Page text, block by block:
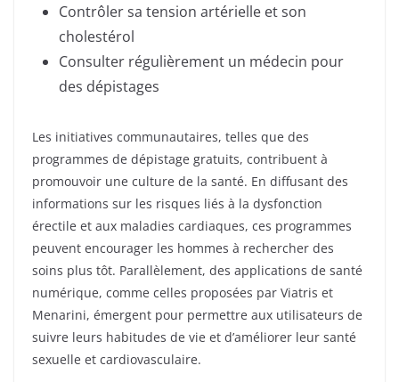
Contrôler sa tension artérielle et son
cholestérol
Consulter régulièrement un médecin pour
des dépistages
Les initiatives communautaires, telles que des
programmes de dépistage gratuits, contribuent à
promouvoir une culture de la santé. En diffusant des
informations sur les risques liés à la dysfonction
érectile et aux maladies cardiaques, ces programmes
peuvent encourager les hommes à rechercher des
soins plus tôt. Parallèlement, des applications de santé
numérique, comme celles proposées par Viatris et
Menarini, émergent pour permettre aux utilisateurs de
suivre leurs habitudes de vie et d’améliorer leur santé
sexuelle et cardiovasculaire.